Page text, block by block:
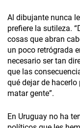
Al dibujante nunca
prefiere la sutileza.
cosas que abran
un poco retrógrada
necesario ser tan
que las
qué dejar de
matar gente”.
En Uruguay no ha